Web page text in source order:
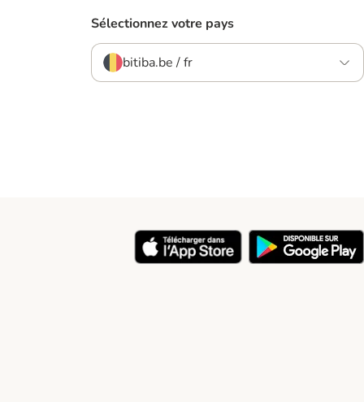
Sélectionnez votre pays
bitiba.be / fr